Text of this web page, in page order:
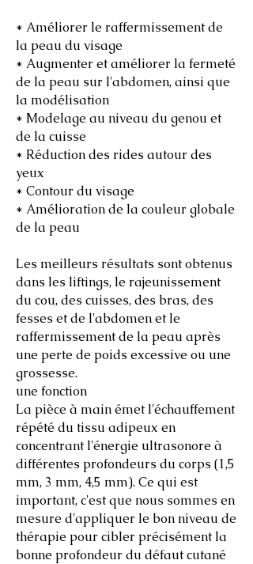
* Améliorer le raffermissement de
la peau du visage
* Augmenter et améliorer la fermeté
de la peau sur l'abdomen, ainsi que
la modélisation
* Modelage au niveau du genou et
de la cuisse
* Réduction des rides autour des
yeux
* Contour du visage
* Amélioration de la couleur globale
de la peau
Les meilleurs résultats sont obtenus
dans les liftings, le rajeunissement
du cou, des cuisses, des bras, des
fesses et de l'abdomen et le
raffermissement de la peau après
une perte de poids excessive ou une
grossesse.
une fonction
La pièce à main émet l'échauffement
répété du tissu adipeux en
concentrant l'énergie ultrasonore à
différentes profondeurs du corps (1,5
mm, 3 mm, 4,5 mm). Ce qui est
important, c'est que nous sommes en
mesure d'appliquer le bon niveau de
thérapie pour cibler précisément la
bonne profondeur du défaut cutané